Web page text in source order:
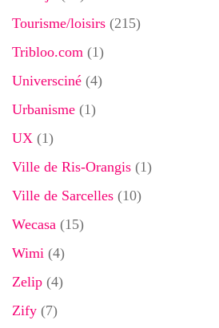
Tourisme/loisirs (215)
Tribloo.com (1)
Universciné (4)
Urbanisme (1)
UX (1)
Ville de Ris-Orangis (1)
Ville de Sarcelles (10)
Wecasa (15)
Wimi (4)
Zelip (4)
Zify (7)